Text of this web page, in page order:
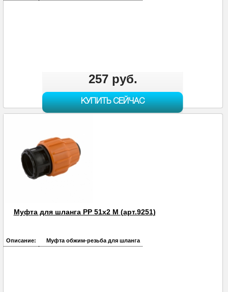
257 руб.
КУПИТЬ СЕЙЧАС
Муфта для шланга PP 51х2 M (арт.9251)
Описание: Муфта обжим-резьба для шланга